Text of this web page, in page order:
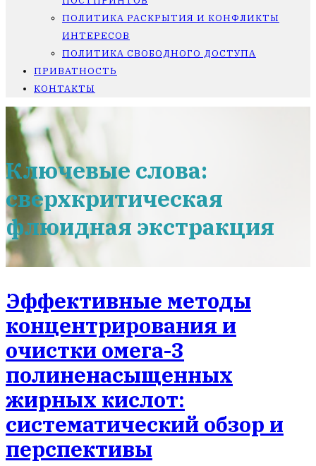
ПОЛИТИКА РАСКРЫТИЯ И КОНФЛИКТЫ
ИНТЕРЕСОВ
ПОЛИТИКА СВОБОДНОГО ДОСТУПА
ПРИВАТНОСТЬ
КОНТАКТЫ
Ключевые слова:
сверхкритическая
флюидная экстракция
Эффективные методы
концентрирования и
очистки омега-3
полиненасыщенных
жирных кислот:
систематический обзор и
перспективы